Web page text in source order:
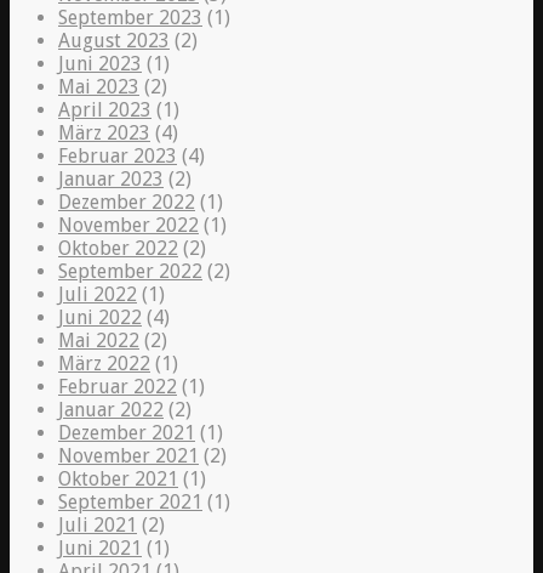
September 2023 (1)
August 2023 (2)
Juni 2023 (1)
Mai 2023 (2)
April 2023 (1)
März 2023 (4)
Februar 2023 (4)
Januar 2023 (2)
Dezember 2022 (1)
November 2022 (1)
Oktober 2022 (2)
September 2022 (2)
Juli 2022 (1)
Juni 2022 (4)
Mai 2022 (2)
März 2022 (1)
Februar 2022 (1)
Januar 2022 (2)
Dezember 2021 (1)
November 2021 (2)
Oktober 2021 (1)
September 2021 (1)
Juli 2021 (2)
Juni 2021 (1)